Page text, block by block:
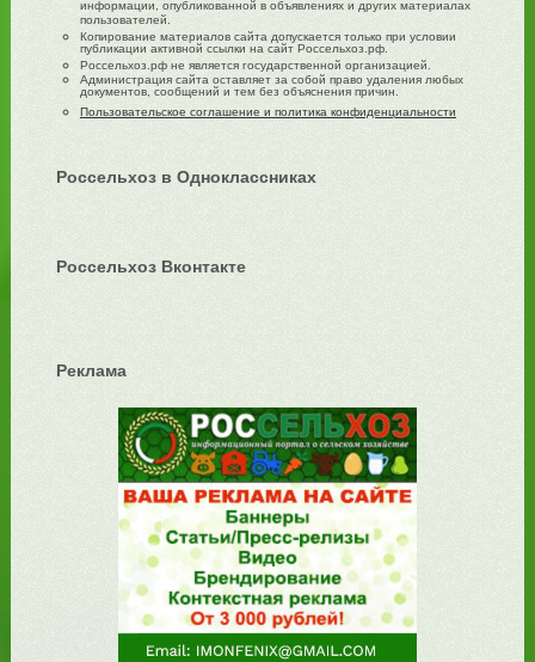
информации, опубликованной в объявлениях и других материалах
пользователей.
Копирование материалов сайта допускается только при условии
публикации активной ссылки на сайт Россельхоз.рф.
Россельхоз.рф не является государственной организацией.
Администрация сайта оставляет за собой право удаления любых
документов, сообщений и тем без объяснения причин.
Пользовательское соглашение и политика конфиденциальности
Россельхоз в Одноклассниках
Россельхоз Вконтакте
Реклама